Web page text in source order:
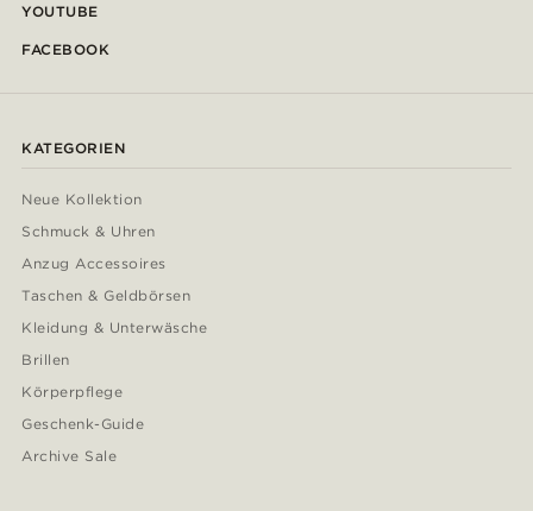
YOUTUBE
FACEBOOK
KATEGORIEN
Neue Kollektion
Schmuck & Uhren
Anzug Accessoires
Taschen & Geldbörsen
Kleidung & Unterwäsche
Brillen
Körperpflege
Geschenk-Guide
Archive Sale